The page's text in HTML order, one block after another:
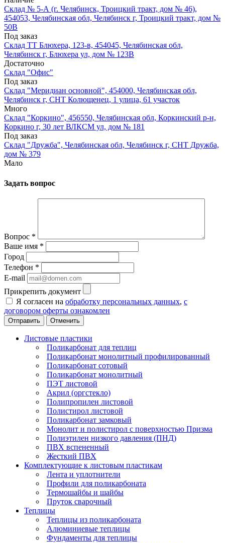
Склад № 5-А (г. Челябинск, Троицкий тракт, дом № 46),
454053, Челябинская обл, Челябинск г, Троицкий тракт, дом №
50В
Под заказ
Склад ТТ Блюхера, 123-в, 454045, Челябинская обл,
Челябинск г, Блюхера ул, дом № 123В
Достаточно
Склад "Офис"
Под заказ
Склад "Меридиан основной", 454000, Челябинская обл,
Челябинск г, СНТ Колющенец, 1 улица, 61 участок
Много
Склад "Коркино", 456550, Челябинская обл, Коркинский р-н,
Коркино г, 30 лет ВЛКСМ ул, дом № 181
Под заказ
Склад "Дружба", Челябинская обл, Челябинск г, СНТ Дружба,
дом № 379
Мало
Задать вопрос
Вопрос *
Ваше имя *
Город
Телефон *
E-mail
Прикрепить документ
Я согласен на обработку персональных данных, с
договором оферты ознакомлен
Отменить
Листовые пластики
Поликарбонат для теплиц
Поликарбонат монолитный профилированный
Поликарбонат сотовый
Поликарбонат монолитный
ПЭТ листовой
Акрил (оргстекло)
Полипропилен листовой
Полистирол листовой
Поликарбонат замковый
Монолит и полистирол с поверхностью Призма
Полиэтилен низкого давления (ПНД)
ПВХ вспененный
Жесткий ПВХ
Комплектующие к листовым пластикам
Лента и уплотнители
Профили для поликарбоната
Термошайбы и шайбы
Пруток сварочный
Теплицы
Теплицы из поликарбоната
Алюминиевые теплицы
Фундаменты для теплицы